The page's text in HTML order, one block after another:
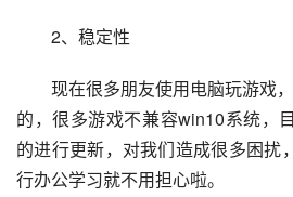
2、稳定性
现在很多朋友使用电脑玩游戏
的，很多游戏不兼容win10系统，
的进行更新，对我们造成很多困扰
行办公学习就不用担心啦。